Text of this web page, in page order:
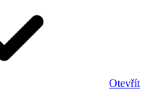
Otevřít